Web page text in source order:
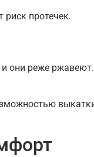
протечек.
они реже